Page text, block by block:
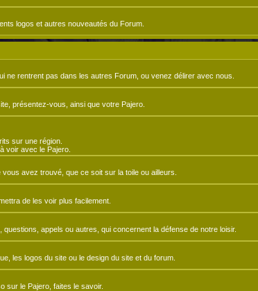
logos et autres nouveautés du Forum.
ne rentrent pas dans les autres Forum, ou venez délirer avec nous.
présentez-vous, ainsi que votre Pajero.
sur une région.
voir avec le Pajero.
avez trouvé, que ce soit sur la toile ou ailleurs.
de les voir plus facilement.
appels ou autres, qui concernent la défense de notre loisir.
les logos du site ou le design du site et du forum.
sur le Pajero, faites le savoir.